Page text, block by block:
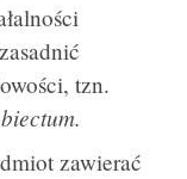
tzn.
zawierać